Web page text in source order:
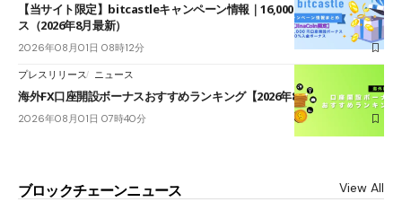
【当サイト限定】bitcastleキャンペーン情報｜16,000円口座開設ボーナ
ス（2026年8月最新）
2026年08月01日 08時12分
プレスリリース ニュース
海外FX口座開設ボーナスおすすめランキング【2026年8月最新】
2026年08月01日 07時40分
ブロックチェーンニュース View All